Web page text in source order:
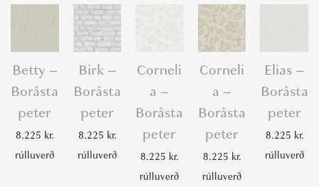
t
y
Betty –
Boråsta
peter
8.225 kr.
rúlluverð
Birk –
Boråsta
peter
8.225 kr.
rúlluverð
Corneli
a –
Boråsta
peter
8.225 kr.
rúlluverð
Corneli
a –
Boråsta
peter
8.225 kr.
rúlluverð
Elias –
Boråsta
peter
8.225 kr.
rúlluverð